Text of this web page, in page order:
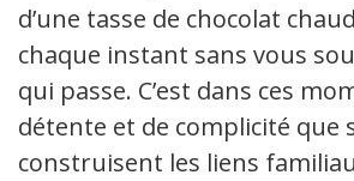
d’une tasse de chocolat
chaque instant sans vous
qui passe. C’est dans ces
détente et de complicité que
construisent les liens